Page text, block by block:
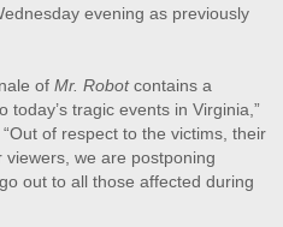
evening as previously
of Mr. Robotcontains a
tragic events in Virginia,”
of respect to the victims, their
we are postponing
out to all those affected during